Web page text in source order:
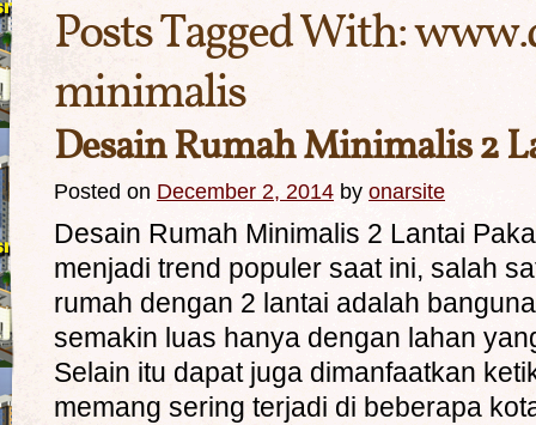
Posts Tagged With:
minimalis
Desain Rumah Minimalis 2
Posted on December 2, 2014 by onarsite
Desain Rumah Minimalis 2 Lantai
menjadi trend populer saat ini, salah
rumah dengan 2 lantai adalah
semakin luas hanya dengan lahan
Selain itu dapat juga dimanfaatkan
memang sering terjadi di beberapa